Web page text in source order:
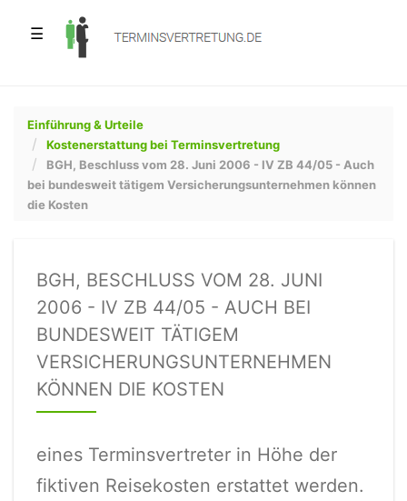
☰
Einführung & Urteile
Kostenerstattung bei Terminsvertretung
BGH, Beschluss vom 28. Juni 2006 - IV ZB 44/05 - Auch
bei bundesweit tätigem Versicherungsunternehmen können
die Kosten
BGH, BESCHLUSS VOM 28. JUNI
2006 - IV ZB 44/05 - AUCH BEI
BUNDESWEIT TÄTIGEM
VERSICHERUNGSUNTERNEHMEN
KÖNNEN DIE KOSTEN
eines Terminsvertreter in Höhe der
fiktiven Reisekosten erstattet werden.